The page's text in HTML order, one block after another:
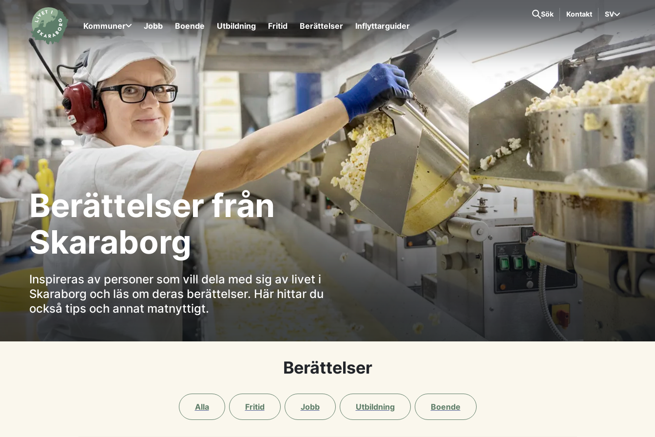
Berättelser från
Skaraborg
Inspireras av personer som vill dela med sig av livet i
Skaraborg och läs om deras berättelser. Här hittar du
också tips och annat matnyttigt.
Kommuner Jobb Boende Utbildning Fritid Berättelser Inflyttarguider
Sök Kontakt SV
Berättelser
Alla Fritid Jobb Utbildning Boende